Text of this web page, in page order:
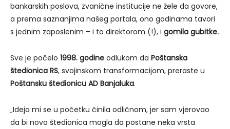
bankarskih poslova, zvanične institucije ne žele da govore,
a prema saznanjima našeg portala, ono godinama tavori
s jednim zaposlenim – i to direktorom (!), i gomila gubitke.
Sve je počelo 1998. godine odlukom da Poštanska
štedionica RS, svojinskom transformacijom, preraste u
Poštansku štedionicu AD Banjaluka.
„Ideja mi se u početku činila odličnom, jer sam vjerovao
da bi nova štedionica mogla da postane neka vrsta